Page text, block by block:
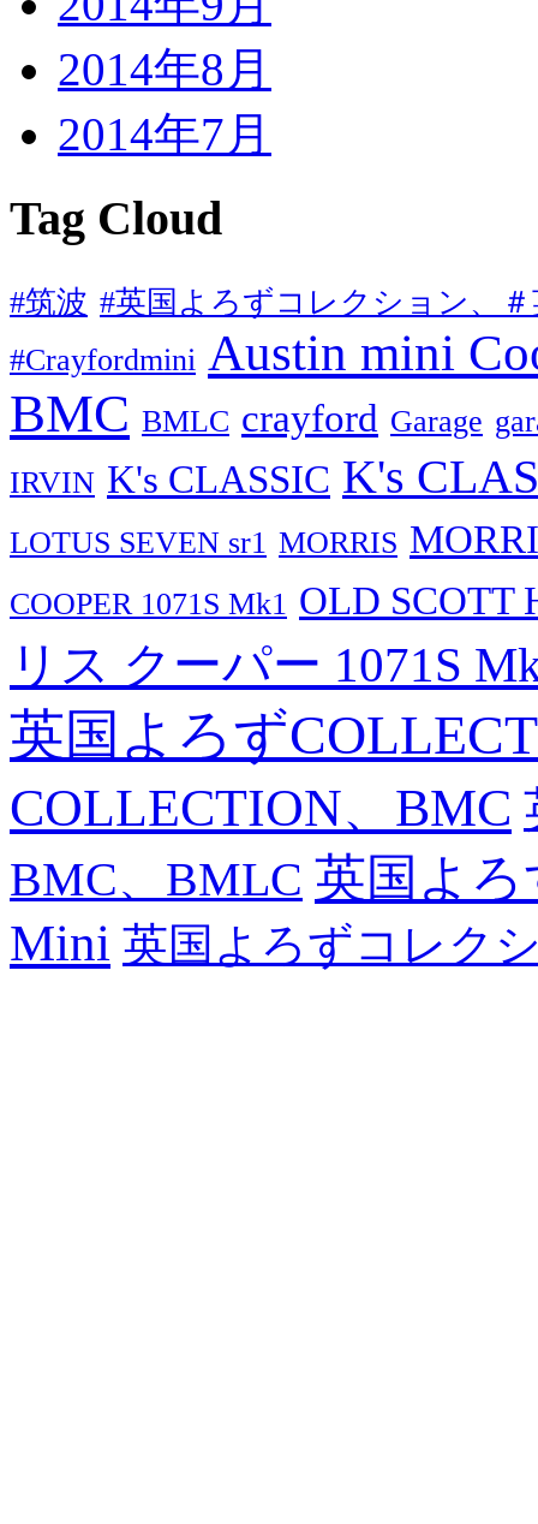
2014年8月
2014年7月
Tag Cloud
#筑波 #英国よろずコレクション、
#Crayfordmini Austin mini
BMC BMLC crayford Garage
IRVIN K's CLASSIC K's
LOTUS SEVEN sr1 MORRIS
COOPER 1071S Mk1 OLD SCOTT
リス クーパー 1071S
英国よろず
COLLECTION、BMC
BMC、BMLC 英国よろ
Mini 英国よろずコレク